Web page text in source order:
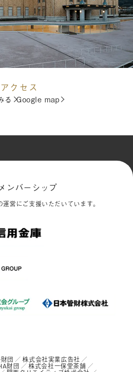
アクセス
る Google map
ンバーシップ
営にご支援いただいています。
団 株式会社実業広告社
財団 株式会社一保堂茶舗